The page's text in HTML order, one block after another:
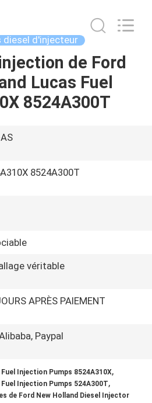
diesel d'injecteur
de Ford
Lucas Fuel
8524A300T
8524A300T
véritable
APRÈS PAIEMENT
Paypal
Fuel Injection Pumps 8524A310X,
Fuel Injection Pumps 524A300T,
de Ford New Holland Diesel Injector